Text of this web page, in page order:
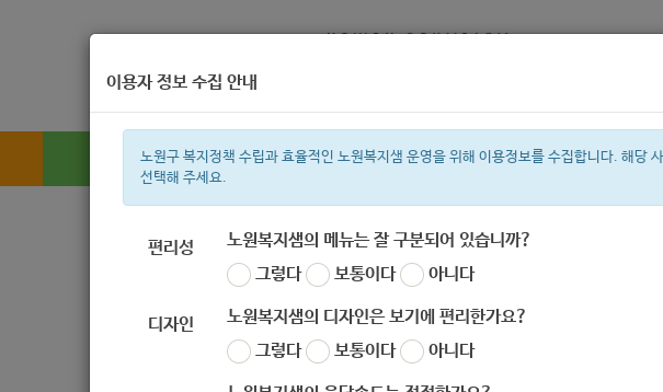
복지정보 복지서비스 신청 복지
복지관 지원금 이용시설 ìº 성민복지관
이용자 정보 수집 안내
노원구 복지정책 수립과 효율적인 노원복지샘 운영을 위해 이용정보를 수집합니다. 해당
선택해 주세요.
편리성
노원복지샘의 메뉴는 잘 구분되어 있습니까?
그렇다
보통이다 아니다
디자인
노원복지샘의 디자인은 보기에 편리한가요?
그렇다
보통이다 아니다